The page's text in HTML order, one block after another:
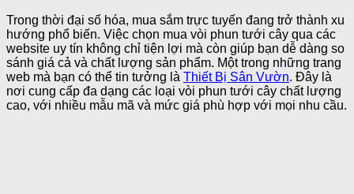
Trong thời đại số hóa, mua sắm trực tuyến đang trở thành xu
hướng phổ biến. Việc chọn mua vòi phun tưới cây qua các
website uy tín không chỉ tiện lợi mà còn giúp bạn dễ dàng so
sánh giá cả và chất lượng sản phẩm. Một trong những trang
web mà bạn có thể tin tưởng là Thiết Bị Sân Vườn. Đây là
nơi cung cấp đa dạng các loại vòi phun tưới cây chất lượng
cao, với nhiều mẫu mã và mức giá phù hợp với mọi nhu cầu.